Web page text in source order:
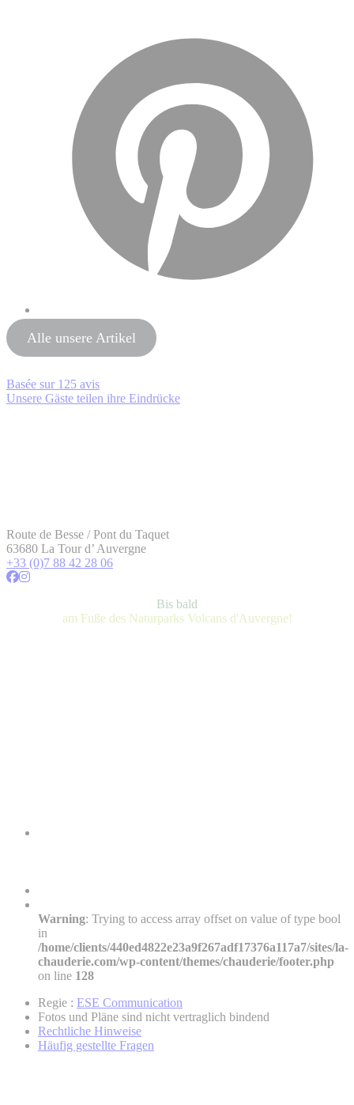
Alle unsere Artikel
Basée sur 125 avis
Unsere Gäste teilen ihre Eindrücke
Route de Besse / Pont du Taquet
63680 La Tour d’ Auvergne
+33 (0)7 88 42 28 06
Bis bald
am Fuße des Naturparks Volcans d'Auvergne!
Warning: Trying to access array offset on value of type bool
in
/home/clients/440ed4822e23a9f267adf17376a117a7/sites/la-
chauderie.com/wp-content/themes/chauderie/footer.php
on line 128
Regie : ESE Communication
Fotos und Pläne sind nicht vertraglich bindend
Rechtliche Hinweise
Häufig gestellte Fragen